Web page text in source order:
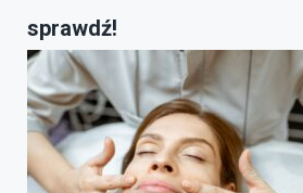
sprawdź!